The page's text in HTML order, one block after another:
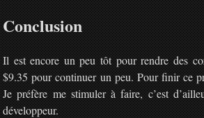
Conclusion
Il est encore un peu tôt pour rendre des
$9.35 pour continuer un peu. Pour finir ce
Je préfère me stimuler à faire, c’est
développeur.